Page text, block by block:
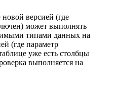
новой версией (где
может выполнять
типами данных на
(где параметр
уже есть столбцы
выполняется на